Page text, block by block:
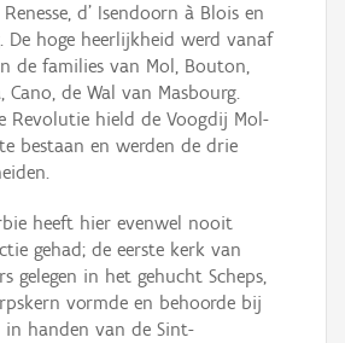
d' Isendoorn à Blois en
De hoge heerlijkheid werd vanaf
de families van Mol, Bouton,
Cano, de Wal van Masbourg.
Revolutie hield de Voogdij Mol-
bestaan en werden de drie
heeft hier evenwel nooit
gehad; de eerste kerk van
gelegen in het gehucht Scheps,
vormde en behoorde bij
handen van de Sint-